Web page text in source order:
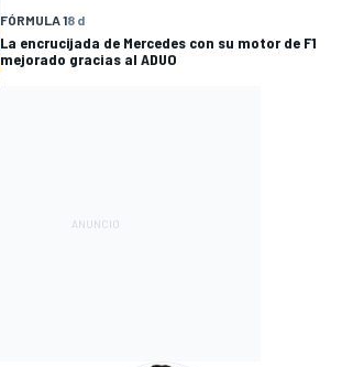
FÓRMULA 18 d
La encrucijada de Mercedes con su motor de F1
mejorado gracias al ADUO